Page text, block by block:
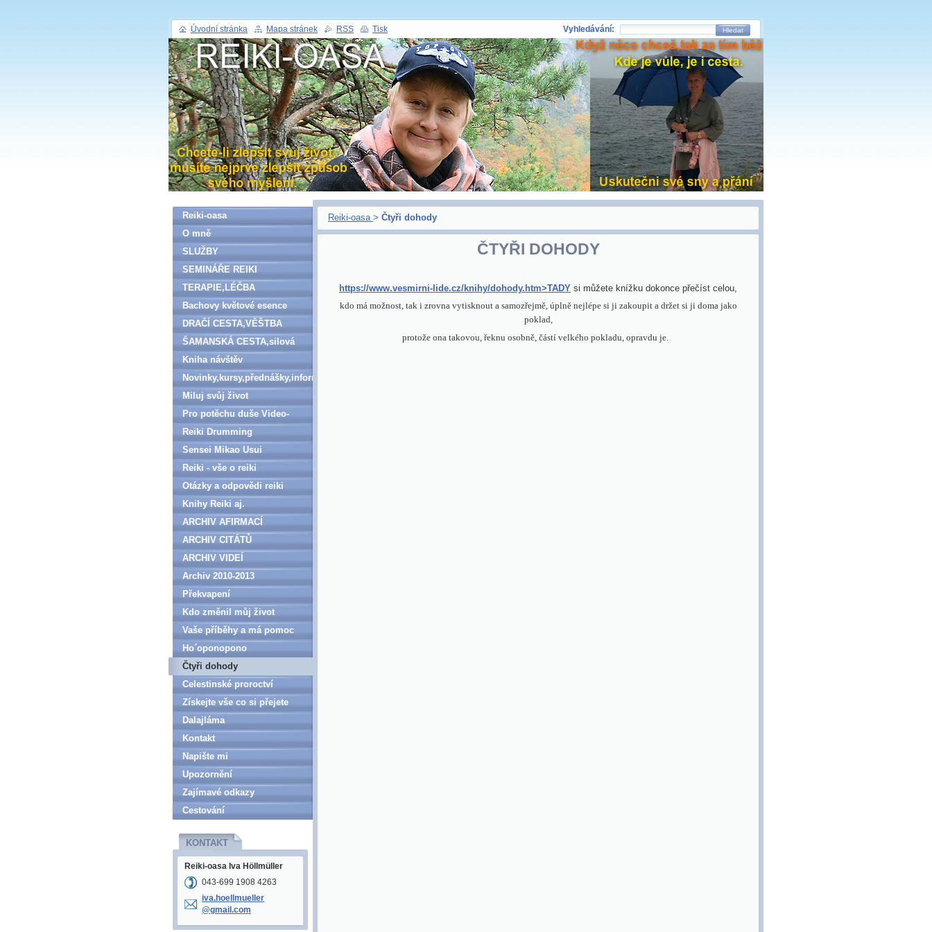
Reiki-oasa > Čtyři dohody
ČTYŘI DOHODY
https://www.vesmirni-lide.cz/knihy/dohody.htm>TADY si můžete knížku dokonce přečíst celou,
kdo má možnost, tak i zrovna vytisknout a samozřejmě, úplně nejlépe si ji zakoupit a držet si ji doma jako
poklad,
protože ona takovou, řeknu osobně, částí velkého pokladu, opravdu je.
Reiki-oasa
O mně
SLUŽBY
SEMINÁŘE REIKI
TERAPIE,LÉČBA
Bachovy květové esence
DRAČÍ CESTA,VĚŠTBA
ŠAMANSKÁ CESTA,silová
zvířata
Kniha návštěv
Novinky,kursy,přednášky,informace
Miluj svůj život
Pro potěchu duše Video-
denně aktualizováno
Reiki Drumming
Sensei Mikao Usui
Reiki - vše o reiki
Otázky a odpovědi reiki
Knihy Reiki aj.
ARCHIV AFIRMACÍ
ARCHIV CITÁTŮ
ARCHIV VIDEÍ
Archiv 2010-2013
Překvapení
Kdo změnil můj život
Vaše příběhy a má pomoc
Ho´oponopono
Čtyři dohody
Celestinské proroctví
Získejte vše co si přejete
Dalajláma
Kontakt
Napište mi
Upozornění
Zajímavé odkazy
Cestování
KONTAKT
Reiki-oasa Iva Höllmüller
043-699 1908 4263
iva.hoel lmueller
@gmail.com
Úvodní stránka Mapa stránek RSS Tisk Vyhledávání: Hledat